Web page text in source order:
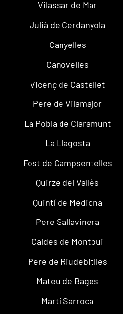
Vilassar de Mar
Julià de Cerdanyola
Canyelles
Canovelles
Vicenç de Castellet
Pere de Vilamajor
La Pobla de Claramunt
La Llagosta
Fost de Campsentelles
Quirze del Vallès
Quintí de Mediona
Pere Sallavinera
Caldes de Montbui
Pere de Riudebitlles
Mateu de Bages
Martí Sarroca